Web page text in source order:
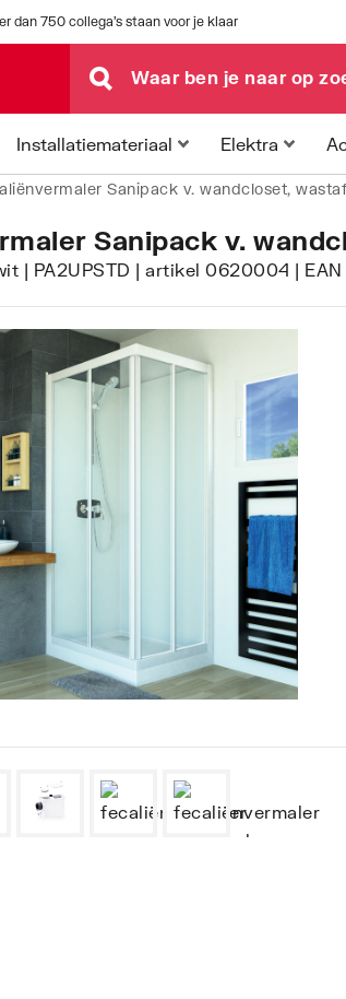
dan 750 collega's staan voor je klaar
Installatiemateriaal Elektra
Sanipack v. wandcloset,
Sanipack v.
| PA2UPSTD | artikel 0620004 |